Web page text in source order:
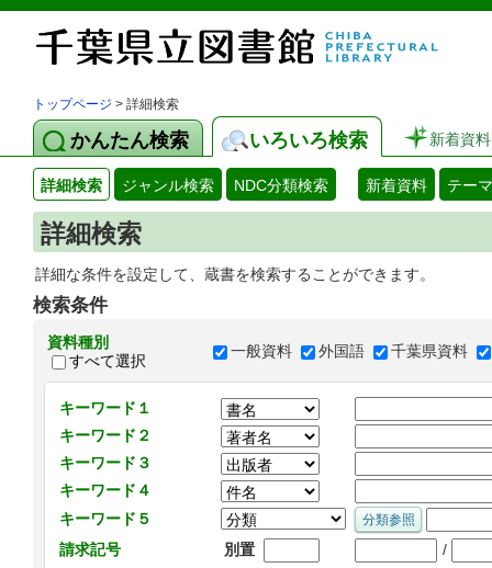
トップページ > 詳細検索
かんたん検索 いろいろ検索 新着資料
詳細検索 ジャンル検索 NDC分類検索 新着資料 テー
詳細検索
詳細な条件を設定して、蔵書を検索することができます。
検索条件
資料種別
すべて選択
一般資料 外国語 千葉県資料
キーワード１
キーワード２
キーワード３
キーワード４
キーワード５
請求記号
別置 /